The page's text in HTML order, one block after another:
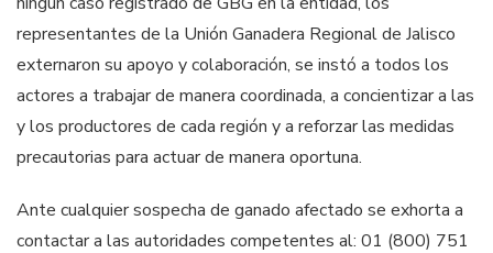
representantes de la Unión Ganadera Regional de Jalisco
externaron su apoyo y colaboración, se instó a todos los
actores a trabajar de manera coordinada, a concientizar a las
y los productores de cada región y a reforzar las medidas
precautorias para actuar de manera oportuna.
Ante cualquier sospecha de ganado afectado se exhorta a
contactar a las autoridades competentes al: 01 (800) 751